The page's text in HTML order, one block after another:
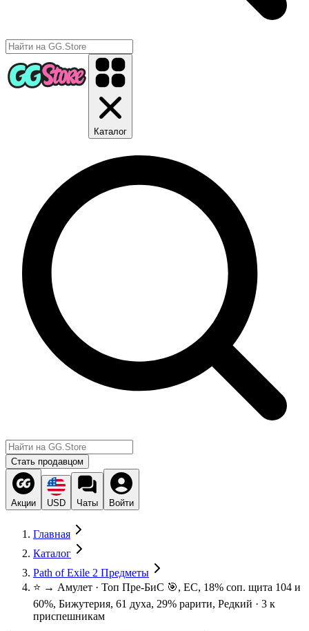
Каталог
Стать продавцом
Акции USD Чаты Войти
Главная
Каталог
Path of Exile 2 Предметы
⭐ → Амулет · Топ Пре-БиС 🎯, ЕС, 18% соп. щита 104 и
60%, Бижутерия, 61 духа, 29% рарити, Редкий · 3 к
приспешникам